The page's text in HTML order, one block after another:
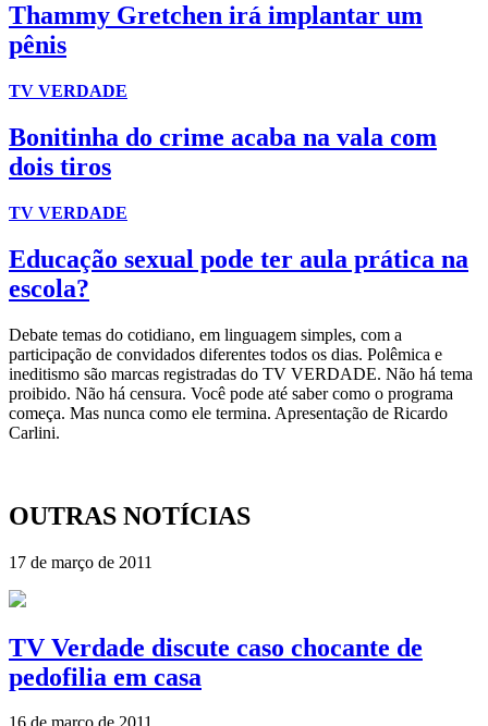
Thammy Gretchen irá implantar um
pênis
TV VERDADE
Bonitinha do crime acaba na vala com
dois tiros
TV VERDADE
Educação sexual pode ter aula prática na
escola?
Debate temas do cotidiano, em linguagem simples, com a
participação de convidados diferentes todos os dias. Polêmica e
ineditismo são marcas registradas do TV VERDADE. Não há tema
proibido. Não há censura. Você pode até saber como o programa
começa. Mas nunca como ele termina. Apresentação de Ricardo
Carlini.
OUTRAS NOTÍCIAS
17 de março de 2011
TV Verdade discute caso chocante de
pedofilia em casa